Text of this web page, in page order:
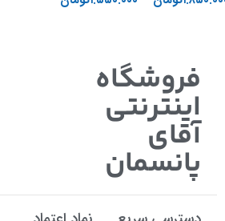
فروشگاه
اینترنتی
آقای
پانسمان